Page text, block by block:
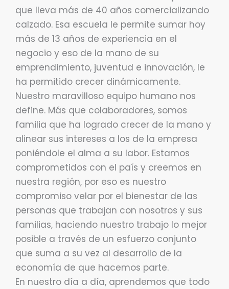
que lleva más de 40 años comercializando
calzado. Esa escuela le permite sumar hoy
más de 13 años de experiencia en el
negocio y eso de la mano de su
emprendimiento, juventud e innovación, le
ha permitido crecer dinámicamente.
Nuestro maravilloso equipo humano nos
define. Más que colaboradores, somos
familia que ha logrado crecer de la mano y
alinear sus intereses a los de la empresa
poniéndole el alma a su labor. Estamos
comprometidos con el país y creemos en
nuestra región, por eso es nuestro
compromiso velar por el bienestar de las
personas que trabajan con nosotros y sus
familias, haciendo nuestro trabajo lo mejor
posible a través de un esfuerzo conjunto
que suma a su vez al desarrollo de la
economía de que hacemos parte.
En nuestro día a día, aprendemos que todo